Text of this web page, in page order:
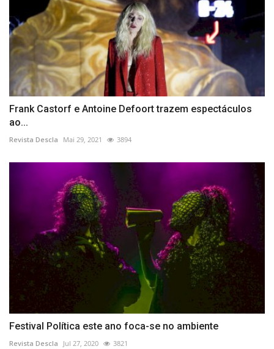
Frank Castorf e Antoine Defoort trazem espectáculos
ao...
Revista Descla Mai 29, 2021 3894
Festival Política este ano foca-se no ambiente
Revista Descla Jul 27, 2020 3821